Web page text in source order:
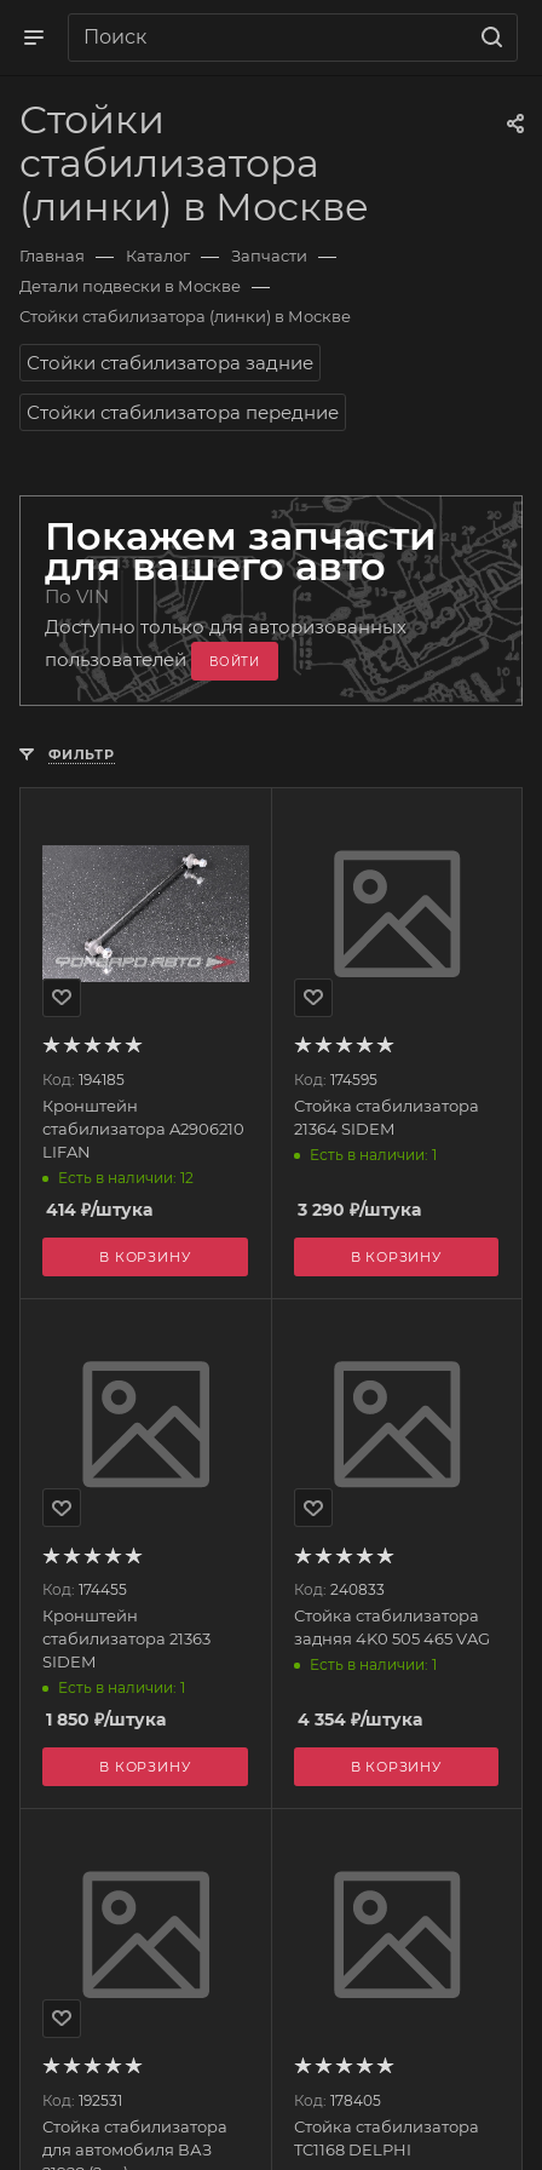
Стойки
стабилизатора
(линки) в Москве
Главная — Каталог — Запчасти —
Детали подвески в Москве —
Стойки стабилизатора (линки) в Москве
Стойки стабилизатора задние
Стойки стабилизатора передние
Покажем запчасти
для вашего авто
По VIN
Доступно только для авторизованных
пользователей
ВОЙТИ
ФИЛЬТР
Код: 194185
Кронштейн
стабилизатора A2906210
LIFAN
Есть в наличии: 12
414 ₽/штука
В КОРЗИНУ
Код: 174595
Стойка стабилизатора
21364 SIDEM
Есть в наличии: 1
3 290 ₽/штука
В КОРЗИНУ
Код: 174455
Кронштейн
стабилизатора 21363
SIDEM
Есть в наличии: 1
1 850 ₽/штука
В КОРЗИНУ
Код: 240833
Стойка стабилизатора
задняя 4K0 505 465 VAG
Есть в наличии: 1
4 354₽/штука
В КОРЗИНУ
Код: 192531
Стойка стабилизатора
для автомобиля ВАЗ
Код: 178405
Стойка стабилизатора
TC1168 DELPHI